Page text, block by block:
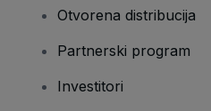
Otvorena distribucija
Partnerski program
Investitori